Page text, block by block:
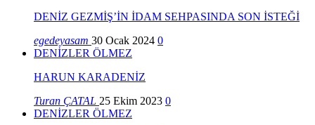
DENİZ GEZMİŞ’İN İDAM SEHPASINDA SON İSTEĞİ
egedeyasam 30 Ocak 2024 0
DENİZLER ÖLMEZ
HARUN KARADENİZ
Turan ÇATAL 25 Ekim 2023 0
DENİZLER ÖLMEZ